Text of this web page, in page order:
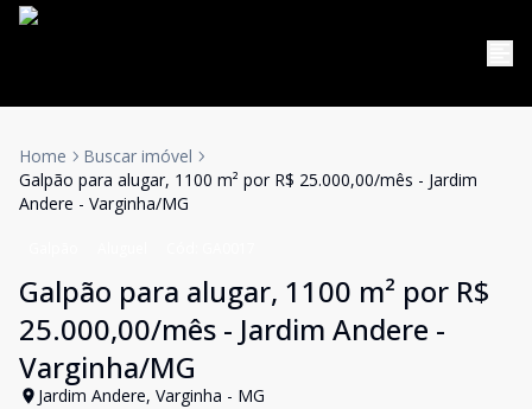
Home
Buscar imóvel
Galpão para alugar, 1100 m² por R$ 25.000,00/mês - Jardim
Andere - Varginha/MG
Galpão para alugar, 1100 m² por R$
25.000,00/mês - Jardim Andere -
Varginha/MG
Jardim Andere, Varginha - MG